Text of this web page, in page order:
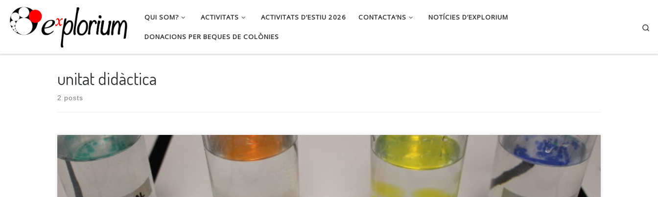
Skip to content QUI SOM? ACTIVITATS ACTIVITATS D’ESTIU 2026 CONTACTA’NS NOTÍCIES D’EXPLORIUM
DONACIONS PER BEQUES DE COLÒNIES
unitat didàctica
2 posts